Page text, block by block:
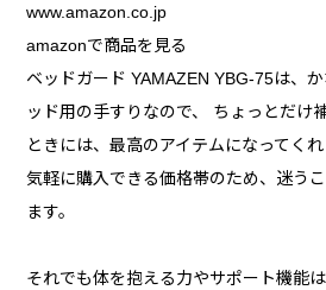
www.amazon.co.jp
amazonで商品を見る
ベッドガード YAMAZEN YBG-75は、
ッド用の手すりなので、 ちょっとだけ
ときには、最高のアイテムになってくれ
気軽に購入できる価格帯のため、迷う
ます。
それでも体を抱える力やサポート機能